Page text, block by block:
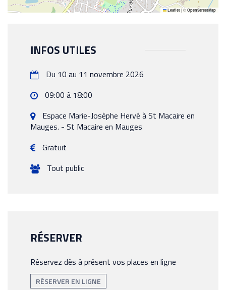
Leaflet |© OpenStreetMap
INFOS UTILES
Du 10 au 11 novembre 2026
09:00 à 18:00
Espace Marie-Josèphe Hervé à St Macaire en
Mauges. - St Macaire en Mauges
Gratuit
Tout public
RÉSERVER
Réservez dès à présent vos places en ligne
RÉSERVER EN LIGNE